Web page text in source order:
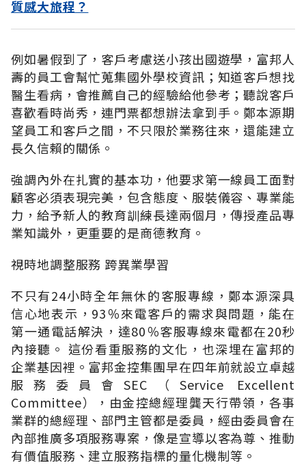
質感大旅程？
例如暑假到了，客戶考慮送小孩出國遊學，富邦人
壽的員工會幫忙蒐集國外學校資訊；知道客戶想找
醫生看病，會推薦自己的經驗給他參考；聽說客戶
喜歡看時尚秀，連門票都想辦法拿到手。鄭本源期
望員工和客戶之間，不只限於業務往來，還能建立
長久信賴的關係。
強調內外在扎實的基本功，他要求第一線員工面對
顧客必須表現完美，包含態度、服裝儀容、專業能
力，給予新人的教育訓練長達兩個月，傳授產品專
業知識外，更重要的是商德教育。
視時地調整服務 跨異業學習
不只有24小時全年無休的客服專線，鄭本源深具
信心地表示，93％來電客戶的需求與問題，能在
第一通電話解決，達80％客服專線來電都在20秒
內接聽。 這份看重服務的文化，也深埋在富邦的
企業基因裡。富邦金控集團早在四年前就設立卓越
服務委員會SEC（Service Excellent
Committee），由金控總經理龔天行帶領，各事
業群的總經理、部門主管都是委員，經由委員會在
內部推廣多項服務專案，像是宣導以客為尊、推動
有價值服務、建立服務指標的量化機制等。